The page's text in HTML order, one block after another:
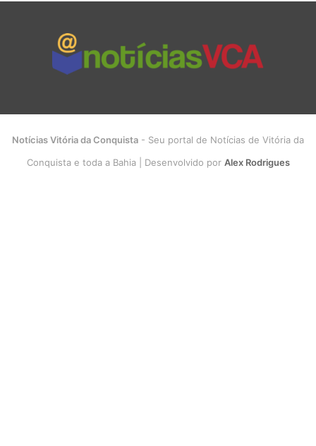
Notícias Vitória da Conquista - Seu portal de Notícias de Vitória da
Conquista e toda a Bahia | Desenvolvido por Alex Rodrigues